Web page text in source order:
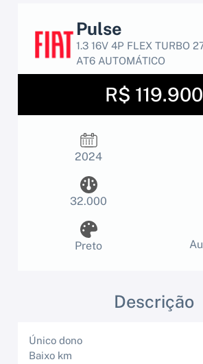
Pulse
1.3 16V 4P FLEX TURBO
AT6 AUTOMÁTICO
R$ 119.900
2024
32.000
Preto
Descrição
Único dono
Baixo km